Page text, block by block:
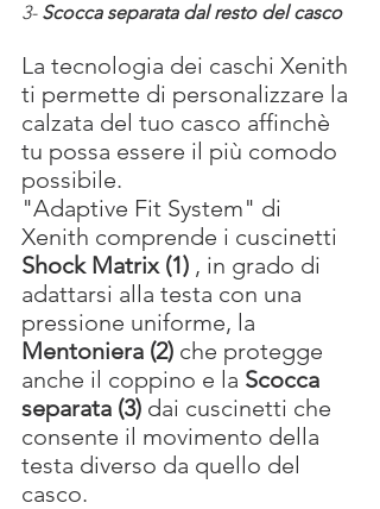
3- Scocca separata dal resto del casco
La tecnologia dei caschi Xenith
ti permette di personalizzare la
calzata del tuo casco affinchè
tu possa essere il più comodo
possibile.
"Adaptive Fit System" di
Xenith comprende i cuscinetti
Shock Matrix (1) , in grado di
adattarsi alla testa con una
pressione uniforme, la
Mentoniera (2) che protegge
anche il coppino e la Scocca
separata (3) dai cuscinetti che
consente il movimento della
testa diverso da quello del
casco.